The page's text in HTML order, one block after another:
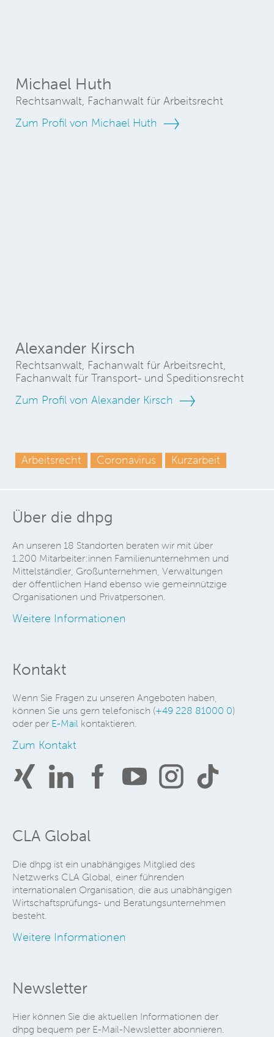
Michael Huth
Rechtsanwalt, Fachanwalt für Arbeitsrecht
Zum Profil von Michael Huth
Alexander Kirsch
Rechtsanwalt, Fachanwalt für Arbeitsrecht,
Fachanwalt für Transport- und Speditionsrecht
Zum Profil von Alexander Kirsch
Arbeitsrecht Coronavirus Kurzarbeit
Über die dhpg
An unseren 18 Standorten beraten wir mit über
1.200 Mitarbeiter:innen Familienunternehmen und
Mittelständler, Großunternehmen, Verwaltungen
der öffentlichen Hand ebenso wie gemeinnützige
Organisationen und Privatpersonen.
Weitere Informationen
Kontakt
Wenn Sie Fragen zu unseren Angeboten haben,
können Sie uns gern telefonisch (+49 228 81000 0)
oder per E-Mail kontaktieren.
Zum Kontakt
CLA Global
Die dhpg ist ein unabhängiges Mitglied des
Netzwerks CLA Global, einer führenden
internationalen Organisation, die aus unabhängigen
Wirtschaftsprüfungs- und Beratungsunternehmen
besteht.
Weitere Informationen
Newsletter
Hier können Sie die aktuellen Informationen der
dhpg bequem per E-Mail-Newsletter abonnieren.